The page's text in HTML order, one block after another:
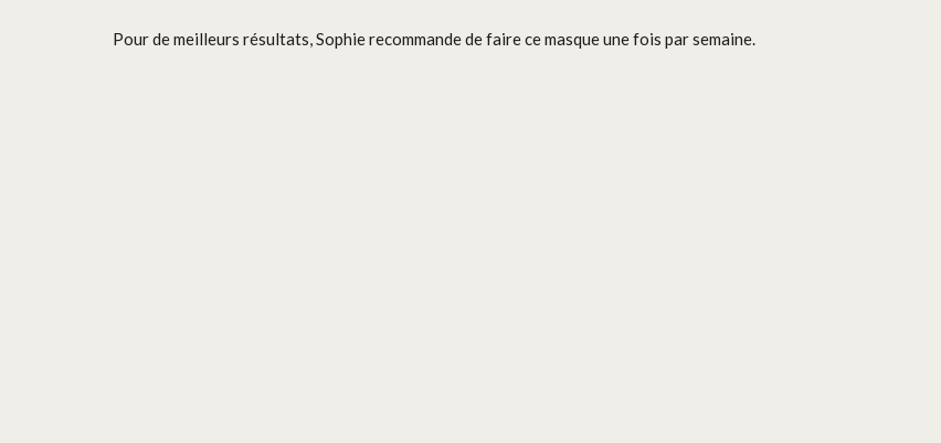
Pour de meilleurs résultats, Sophie recommande de faire ce masque une fois par semaine.